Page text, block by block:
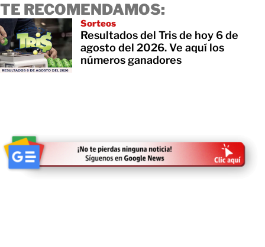
TE RECOMENDAMOS:
Sorteos
Resultados del Tris de hoy 6 de
agosto del 2026. Ve aquí los
números ganadores